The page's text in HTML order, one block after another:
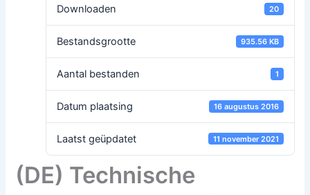
Downloaden 20
Bestandsgrootte 935.56 KB
Aantal bestanden 1
Datum plaatsing 16 augustus 2016
Laatst geüpdatet 11 november 2021
(DE) Technische